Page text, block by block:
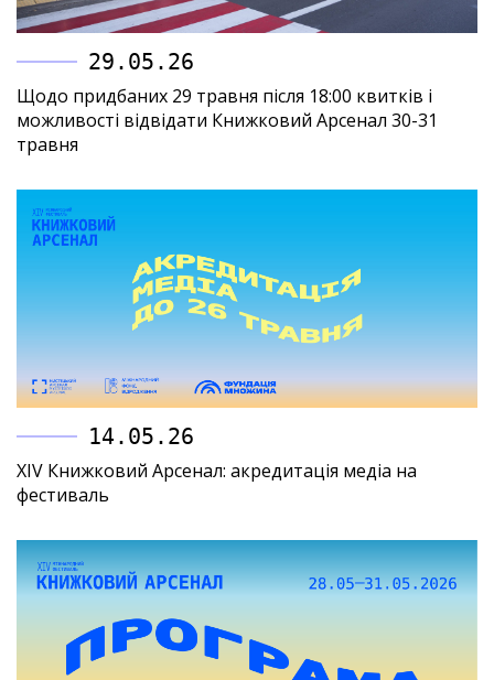
29.05.26
Щодо придбаних 29 травня після 18:00 квитків і
можливості відвідати Книжковий Арсенал 30-31
травня
14.05.26
XIV Книжковий Арсенал: акредитація медіа на
фестиваль